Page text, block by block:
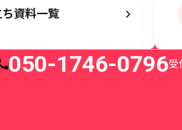
資料一覧
電話番号
050-1746-0796受